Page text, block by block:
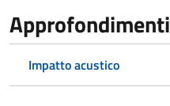
Approfondimenti
Impatto acustico